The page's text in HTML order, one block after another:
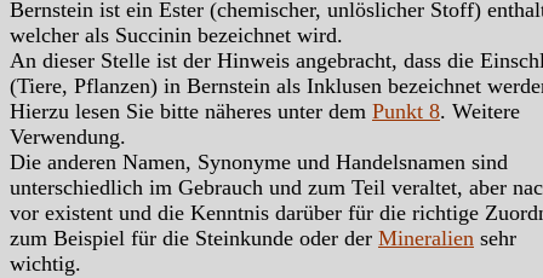
Bernstein ist ein Ester (chemischer, unlöslicher Stoff)
welcher als Succinin bezeichnet wird.
An dieser Stelle ist der Hinweis angebracht, dass die
(Tiere, Pflanzen) in Bernstein als Inklusen bezeichnet
Hierzu lesen Sie bitte näheres unter dem Punkt 8. Weitere
Verwendung.
Die anderen Namen, Synonyme und Handelsnamen sind
unterschiedlich im Gebrauch und zum Teil veraltet, aber
vor existent und die Kenntnis darüber für die richtige
zum Beispiel für die Steinkunde oder der Mineralien sehr
wichtig.